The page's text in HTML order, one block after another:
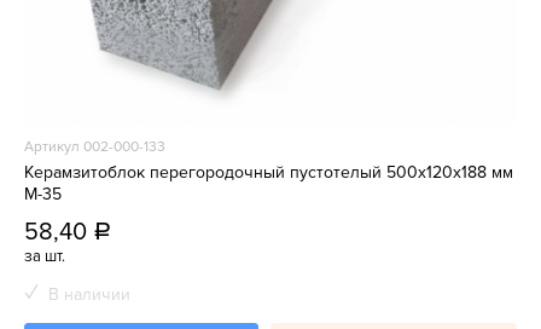
Артикул 002-000-133
Керамзитоблок перегородочный пустотелый 500x120x188 мм
М-35
58,40 a
за шт.
В наличии